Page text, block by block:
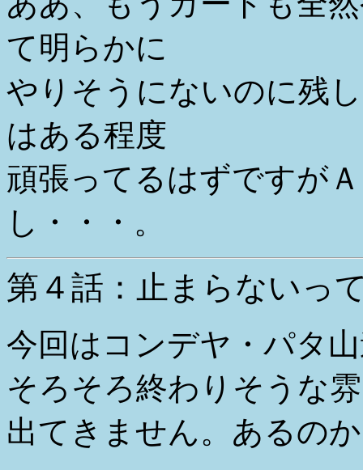
て明らかに
やりそうにないのに残
はある程度
頑張ってるはずですが
し・・・。
第４話：止まらないっ
今回はコンデヤ・パタ
そろそろ終わりそうな
出てきません。あるの